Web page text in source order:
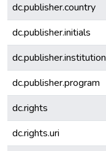
dc.publisher.country
dc.publisher.initials
dc.publisher.institution
dc.publisher.program
dc.rights
dc.rights.uri